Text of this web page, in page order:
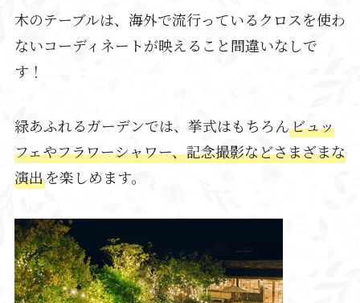
木のテーブルは、海外で流行っているクロスを使わ
ないコーディネートが映えること間違いなしで
す！
緑あふれるガーデンでは、挙式はもちろんビュッ
フェやフラワーシャワー、記念撮影などさまざまな
演出を楽しめます。